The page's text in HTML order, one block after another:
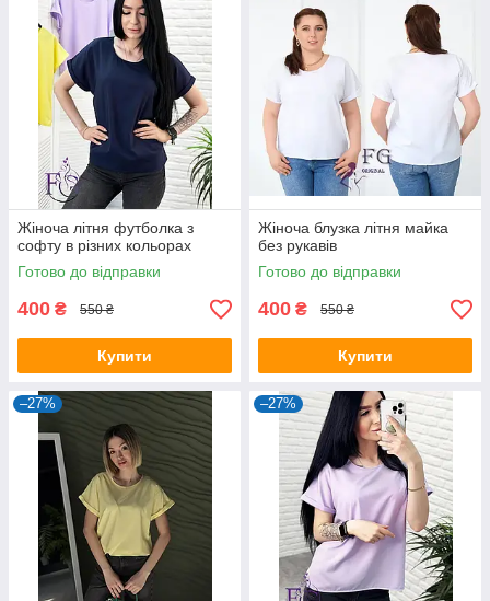
Жіноча літня футболка з
софту в різних кольорах
Готово до відправки
400 ₴ 550 ₴
Купити
Жіноча блузка літня майка
без рукавів
Готово до відправки
400 ₴ 550 ₴
Купити
–27% –27%